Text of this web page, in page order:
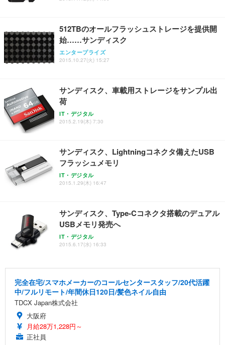
ス圧無段階昇降 360度回転 キャスター付き コンパク
グモニター QD 24.5インチ 1ms FHD 量子ドット 残
512TBのオールフラッシュストレージを提供開
始……サンディスク
エンタープライズ
2015.10.27(火) 15:27
サンディスク、車載用ストレージをサンプル出
荷
IT・デジタル
2015.2.19(木) 7:30
サンディスク、Lightningコネクタ備えたUSB
フラッシュメモリ
IT・デジタル
2015.1.29(木) 16:47
サンディスク、Type-Cコネクタ搭載のデュアル
USBメモリ発売へ
IT・デジタル
2015.6.17(水) 16:33
完全在宅/スマホメーカーのコールセンタースタッフ/20代活躍
中/フルリモート/年間休日120日/髪色ネイル自由
TDCX Japan株式会社
大阪府
月給28万1,228円～
正社員